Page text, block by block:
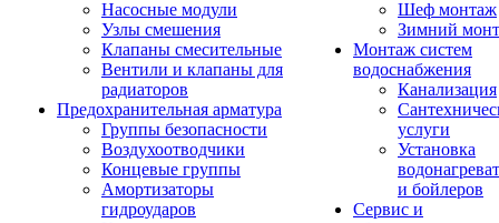
Насосные модули
Узлы смешения
Клапаны смесительные
Вентили и клапаны для
радиаторов
Предохранительная арматура
Группы безопасности
Воздухоотводчики
Концевые группы
Амортизаторы
гидроударов
Шеф монтаж
Зимний
Монтаж систем
водоснабжения
Канализация
услуги
Установка
и бойлеров
Сервис и